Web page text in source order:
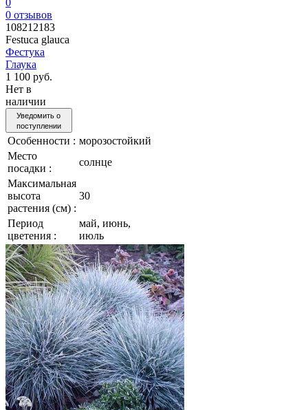
0 отзывов
108212183
Festuca glauca
Фестука
Глаука
1 100 руб.
Нет в
наличии
Уведомить о
поступлении
Особенности : морозостойкий
Место
посадки :
солнце
Максимальная
высота
растения (см) :
30
Период
цветения :
май, июнь,
июль